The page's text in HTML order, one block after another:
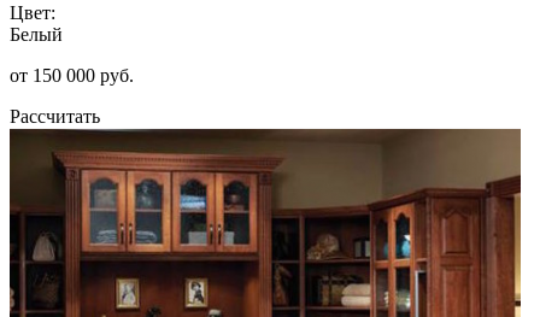
Цвет:
Белый
от 150 000 руб.
Рассчитать